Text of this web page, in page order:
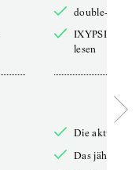
double-
lesen
Die aktuelle
Das jährliche